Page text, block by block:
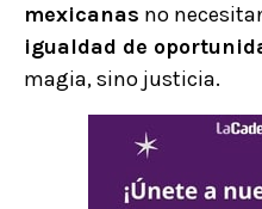
mexicanas no
igualdad de
magia, sino justicia.